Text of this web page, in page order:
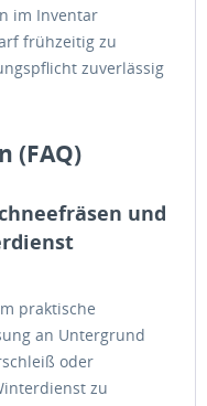
im Inventar
frühzeitig zu
zuverlässig
(FAQ)
und
praktische
an Untergrund
oder
zu